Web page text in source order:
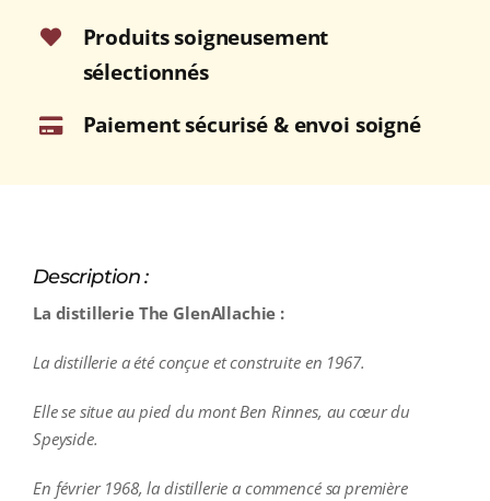
Produits soigneusement
sélectionnés
Paiement sécurisé & envoi soigné
Description :
La distillerie The GlenAllachie :
La distillerie a été conçue et construite en 1967.
Elle se situe au pied du mont Ben Rinnes, au cœur du
Speyside.
En février 1968, la distillerie a commencé sa première